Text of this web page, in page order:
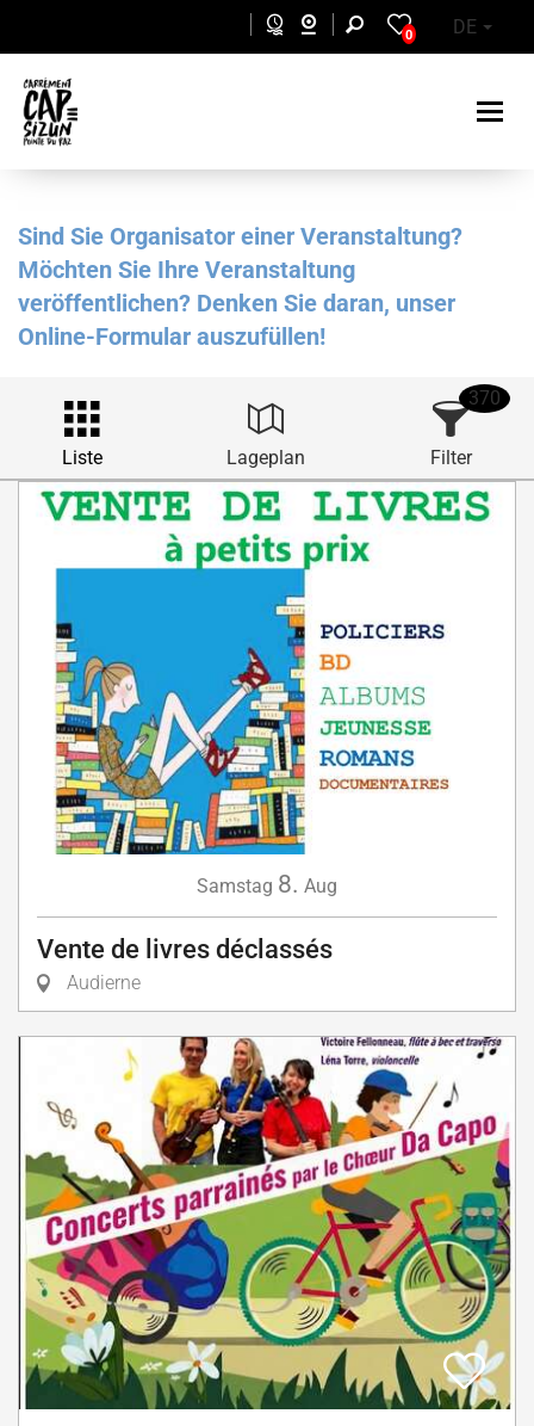
0 DE
Sind Sie Organisator einer Veranstaltung?
Möchten Sie Ihre Veranstaltung
veröffentlichen? Denken Sie daran, unser
Online-Formular auszufüllen!
Liste Lageplan Filter
370
Samstag 8. Aug
Vente de livres déclassés
Audierne